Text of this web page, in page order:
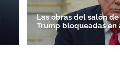
Las obras del salón
Trump bloqueadas en